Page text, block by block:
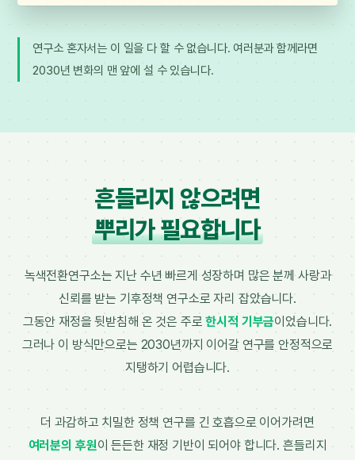
연구소 혼자서는 이 일을 다 할 수 없습니다. 여러분과 함께라면
2030년 변화의 맨 앞에 설 수 있습니다.
흔들리지 않으려면
뿌리가 필요합니다
녹색전환연구소는 지난 수년 빠르게 성장하며 많은 분께 사랑과
신뢰를 받는 기후정책 연구소로 자리 잡았습니다.
그동안 재정을 뒷받침해 온 것은 주로한시적 기부금이었습니다.
그러나 이 방식만으로는 2030년까지 이어갈 연구를 안정적으로
지탱하기 어렵습니다.
더 과감하고 치밀한 정책 연구를 긴 호흡으로 이어가려면
여러분의 후원이 든든한 재정 기반이 되어야 합니다. 흔들리지